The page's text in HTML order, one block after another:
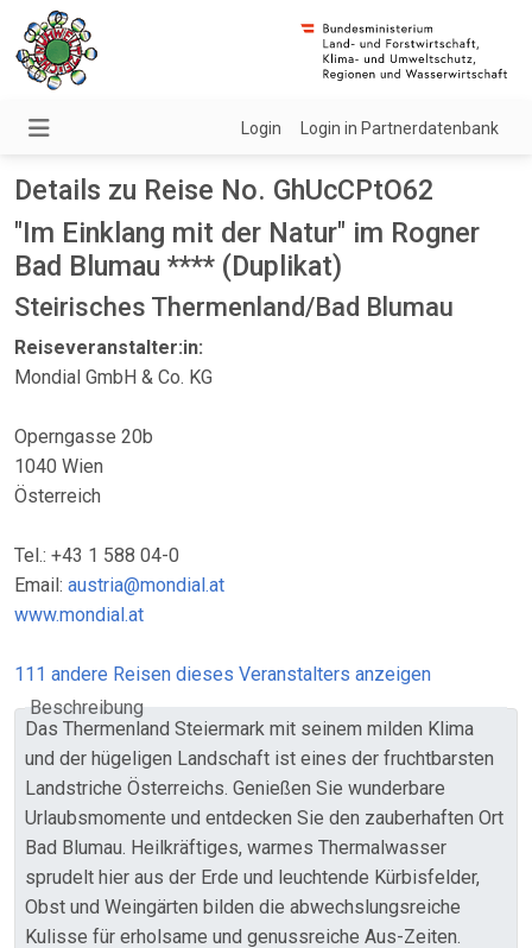
Login Login in Partnerdatenbank
Details zu Reise No. GhUcCPtO62
"Im Einklang mit der Natur" im Rogner
Bad Blumau **** (Duplikat)
Steirisches Thermenland/Bad Blumau
Reiseveranstalter:in:
Mondial GmbH & Co. KG
Operngasse 20b
1040 Wien
Österreich
Tel.: +43 1 588 04-0
Email: austria@mondial.at
www.mondial.at
111 andere Reisen dieses Veranstalters anzeigen
Beschreibung
Das Thermenland Steiermark mit seinem milden Klima
und der hügeligen Landschaft ist eines der fruchtbarsten
Landstriche Österreichs. Genießen Sie wunderbare
Urlaubsmomente und entdecken Sie den zauberhaften Ort
Bad Blumau. Heilkräftiges, warmes Thermalwasser
sprudelt hier aus der Erde und leuchtende Kürbisfelder,
Obst und Weingärten bilden die abwechslungsreiche
Kulisse für erholsame und genussreiche Aus-Zeiten.